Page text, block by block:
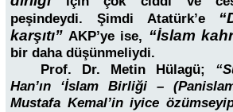
peşindeydi. Şimdi Atatürk’e
karşıtı” AKP’ye ise, “İslam
bir daha düşünmeliydi.
Prof. Dr. Metin Hülagü;
Han’ın ‘İslam Birliği –
Mustafa Kemal’in iyice